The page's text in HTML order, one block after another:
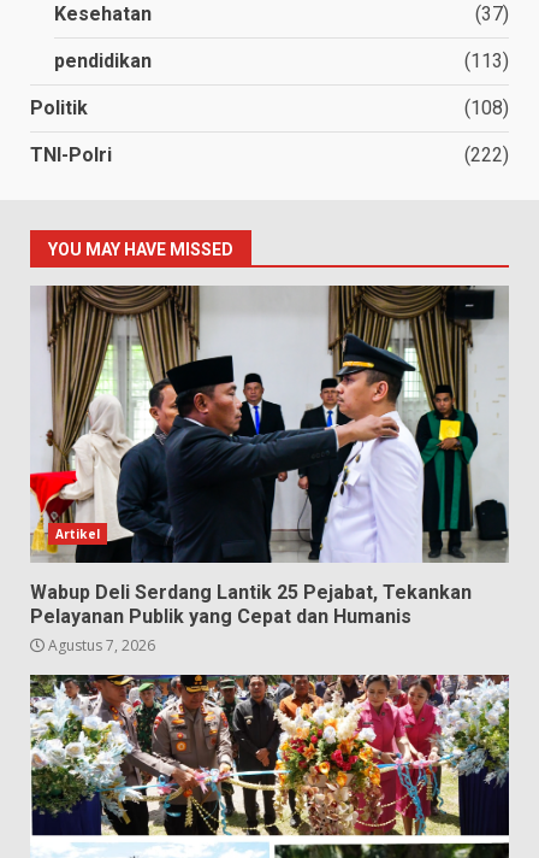
Kesehatan
(37)
pendidikan (113)
Politik (108)
TNI-Polri (222)
YOU MAY HAVE MISSED
Artikel
Wabup Deli Serdang Lantik 25 Pejabat, Tekankan
Pelayanan Publik yang Cepat dan Humanis
Agustus 7, 2026